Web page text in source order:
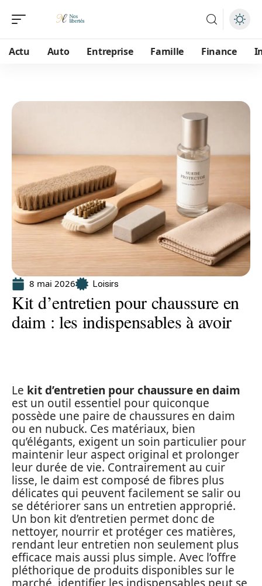
Actu Auto Entreprise Famille Finance
8 mai 2026 Loisirs
Kit d’entretien pour chaussure en
daim : les indispensables à avoir
Le kit d’entretien pour chaussure en daim
est un outil essentiel pour quiconque
possède une paire de chaussures en daim
ou en nubuck. Ces matériaux, bien
qu’élégants, exigent un soin particulier pour
maintenir leur aspect original et prolonger
leur durée de vie. Contrairement au cuir
lisse, le daim est composé de fibres plus
délicates qui peuvent facilement se salir ou
se détériorer sans un entretien approprié.
Un bon kit d’entretien permet donc de
nettoyer, nourrir et protéger ces matières,
rendant leur entretien non seulement plus
efficace mais aussi plus simple. Avec l’offre
pléthorique de produits disponibles sur le